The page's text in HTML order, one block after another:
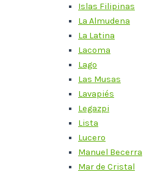
Islas Filipinas
La Almudena
La Latina
Lacoma
Lago
Las Musas
Lavapiés
Legazpi
Lista
Lucero
Manuel Becerra
Mar de Cristal